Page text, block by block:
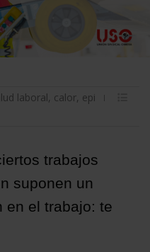
laboral, calor, epi
trabajos
suponen un
en el trabajo: te